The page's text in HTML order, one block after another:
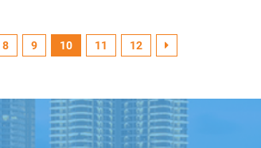
8 9 10 11 12